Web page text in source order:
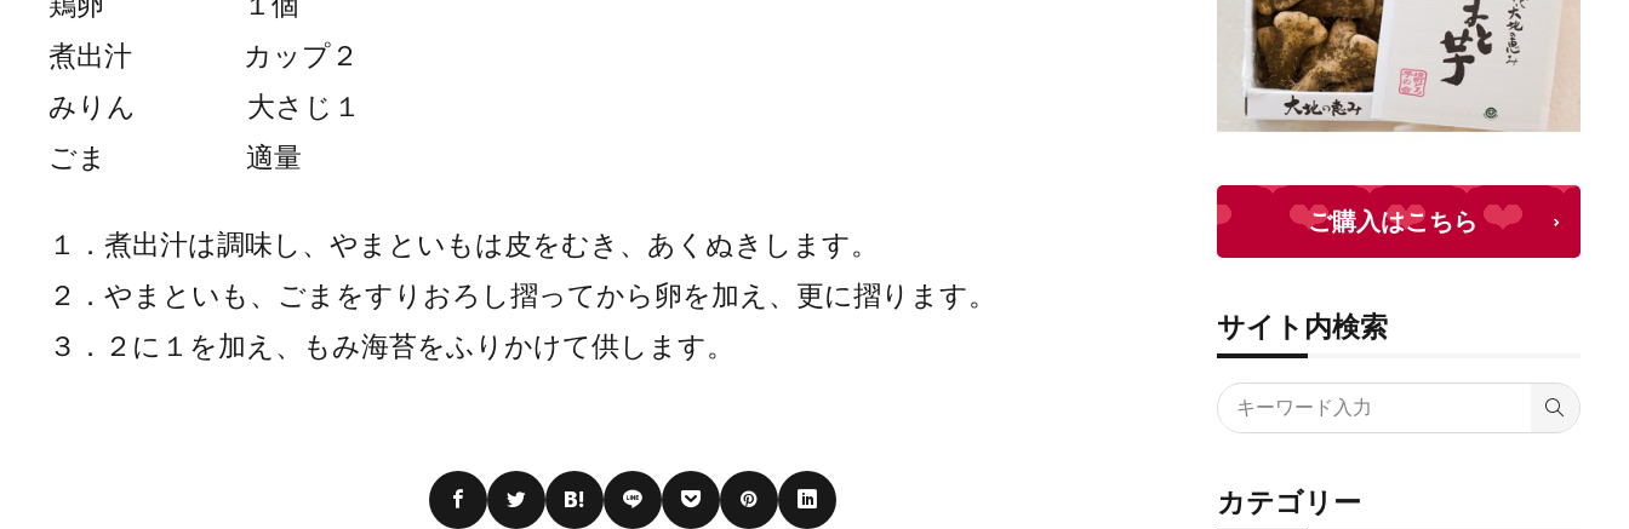
煮出汁 カップ２
みりん 大さじ１
ごま 適量
１．煮出汁は調味し、やまといもは皮をむき、あくぬきします。
２．やまといも、ごまをすりおろし摺ってから卵を加え、更に摺ります。
３．２に１を加え、もみ海苔をふりかけて供します。
ご購入はこちら
サイト内検索
カテゴリー